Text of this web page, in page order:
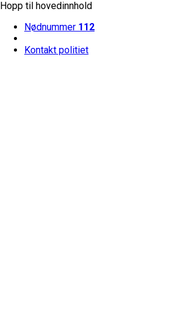
Hopp til hovedinnhold
Nødnummer 112
Kontakt politiet